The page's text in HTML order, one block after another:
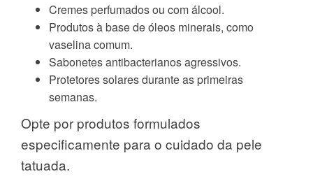
Cremes perfumados ou com álcool.
Produtos à base de óleos minerais, como
vaselina comum.
Sabonetes antibacterianos agressivos.
Protetores solares durante as primeiras
semanas.
Opte por produtos formulados
especificamente para o cuidado da pele
tatuada.